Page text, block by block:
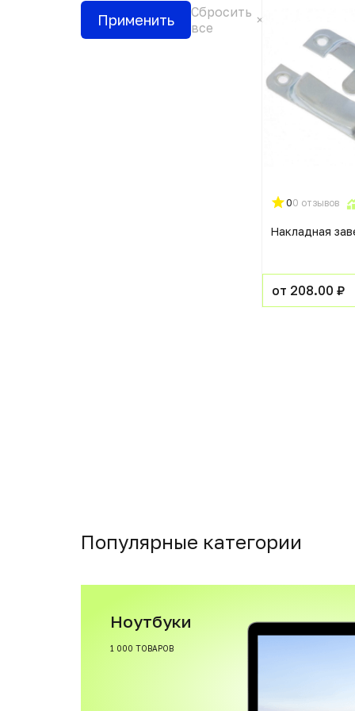
Применить
Сбросить
все
00 отзывов
Накладная
от 208.00 ₽
Популярные категории
Ноутбуки
1 000 ТОВАРОВ